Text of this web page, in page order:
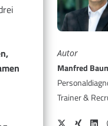
Autor
Manfred
Trainer &